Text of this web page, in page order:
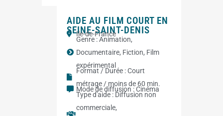
AIDE AU FILM COURT EN
SEINE-SAINT-DENIS
Ile-de-France
Genre :Animation,
Documentaire, Fiction, Film
expérimental
Format / Durée :Court
métrage / moins de 60 min.
Mode de diffusion :Cinéma
Type d'aide : Diffusion non
commerciale,